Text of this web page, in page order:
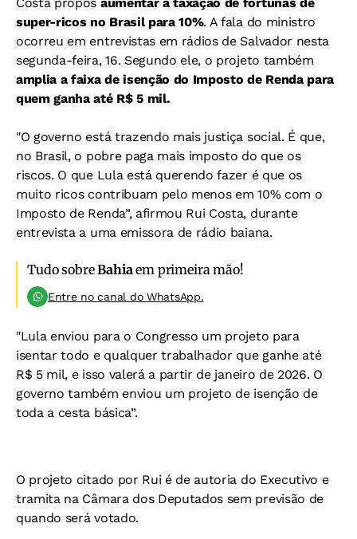
super-ricos no Brasil para 10%. A fala do ministro
ocorreu em entrevistas em rádios de Salvador nesta
segunda-feira, 16. Segundo ele, o projeto também
amplia a faixa de isenção do Imposto de Renda para
quem ganha até R$ 5 mil.
"O governo está trazendo mais justiça social. É que,
no Brasil, o pobre paga mais imposto do que os
riscos. O que Lula está querendo fazer é que os
muito ricos contribuam pelo menos em 10% com o
Imposto de Renda”, afirmou Rui Costa, durante
entrevista a uma emissora de rádio baiana.
Tudo sobreBahia em primeira mão!
Entre no canal do WhatsApp.
"Lula enviou para o Congresso um projeto para
isentar todo e qualquer trabalhador que ganhe até
R$ 5 mil, e isso valerá a partir de janeiro de 2026. O
governo também enviou um projeto de isenção de
toda a cesta básica”.
O projeto citado por Rui é de autoria do Executivo e
tramita na Câmara dos Deputados sem previsão de
quando será votado.